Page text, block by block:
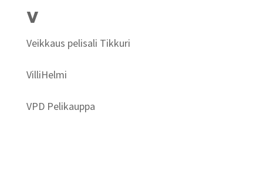
V
Veikkaus pelisali Tikkuri
VilliHelmi
VPD Pelikauppa